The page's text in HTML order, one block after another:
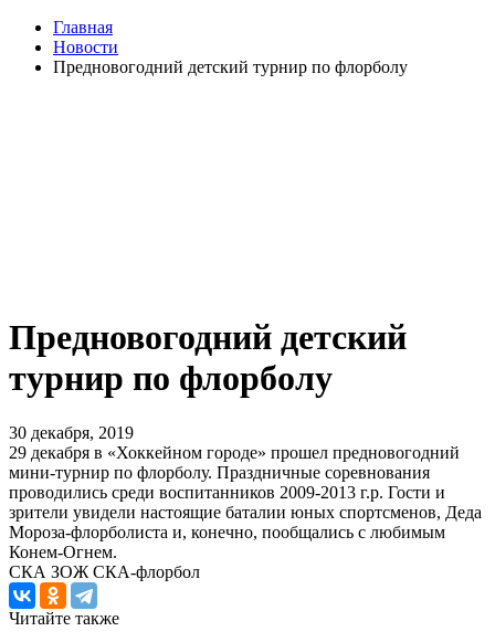
Главная
Новости
Предновогодний детский турнир по флорболу
Предновогодний детский
турнир по флорболу
30 декабря, 2019
29 декабря в «Хоккейном городе» прошел предновогодний
мини-турнир по флорболу. Праздничные соревнования
проводились среди воспитанников 2009-2013 г.р. Гости и
зрители увидели настоящие баталии юных спортсменов, Деда
Мороза-флорболиста и, конечно, пообщались с любимым
Конем-Огнем.
СКА ЗОЖ СКА-флорбол
Читайте также